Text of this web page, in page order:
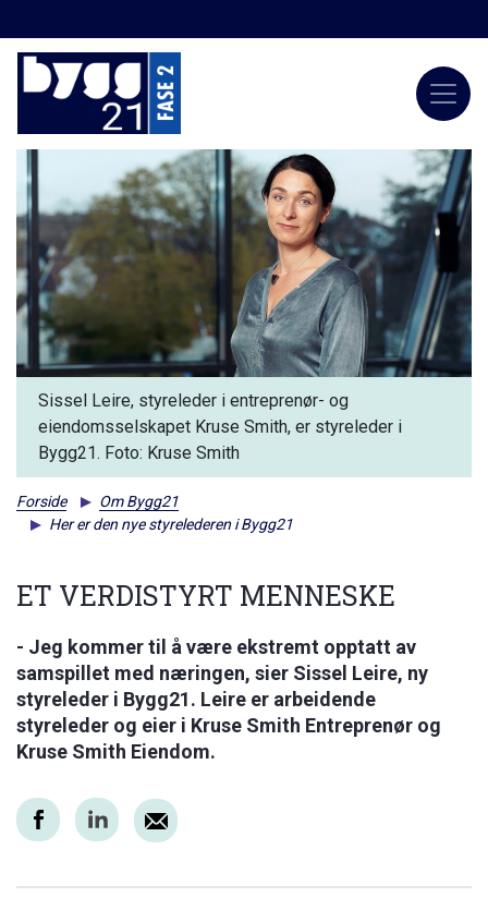
Sissel Leire, styreleder i entreprenør- og
eiendomsselskapet Kruse Smith, er styreleder i
Bygg21. Foto: Kruse Smith
Forside
Om Bygg21
Her er den nye styrelederen i Bygg21
ET VERDISTYRT MENNESKE
- Jeg kommer til å være ekstremt opptatt av
samspillet med næringen, sier Sissel Leire, ny
styreleder i Bygg21. Leire er arbeidende
styreleder og eier i Kruse Smith Entreprenør og
Kruse Smith Eiendom.